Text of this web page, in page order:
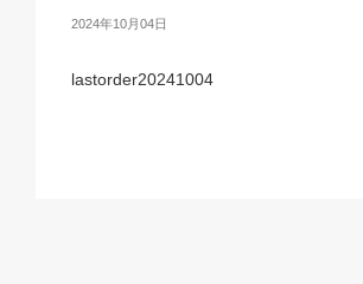
2024年10月04日
lastorder20241004